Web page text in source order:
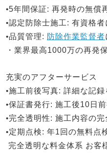
•5年間保証: 再発時の無償
•認定防除士施工 : 有資格者
•品質管理: 防除作業監督者
・業界最高1000万の再発
充実のアフターサービス
•施工前後写真: 詳細な記
•保証書発行: 施工後10日
•完全透明性: 施工内容の
•定期点検: 年1回の無料点
完全透明な料金体系 お客